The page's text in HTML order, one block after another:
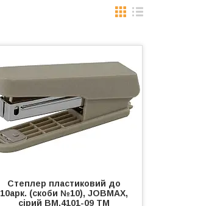
Степлер пластиковий до
10арк. (скоби №10), JOBMAX,
сірий BM.4101-09 ТМ